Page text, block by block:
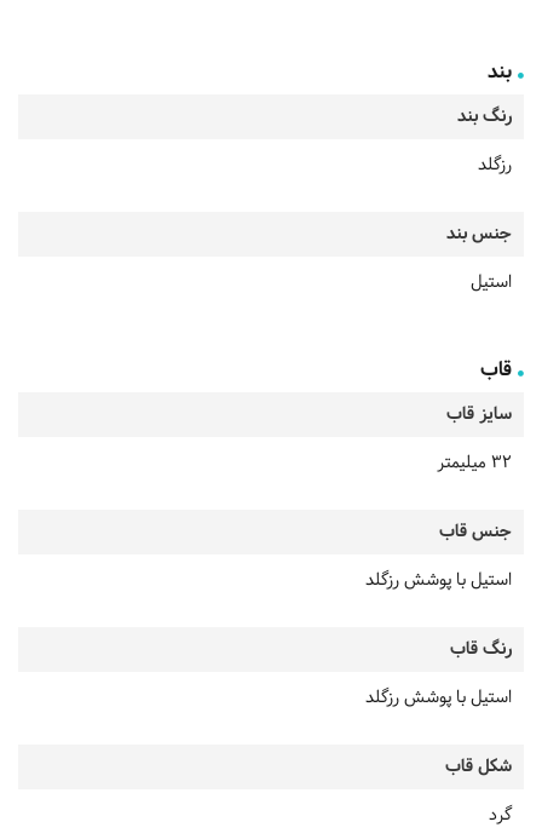
بند
رنگ بند
رزگلد
جنس بند
استیل
قاب
سایز قاب
32 میلیمتر
جنس قاب
استیل با پوشش رزگلد
رنگ قاب
استیل با پوشش رزگلد
شکل قاب
گرد